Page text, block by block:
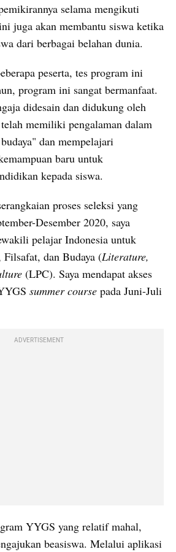
selama mengikuti
juga akan membantu siswa ketika
dari berbagai belahan dunia.
peserta, tes program ini
program ini sangat bermanfaat.
didesain dan didukung oleh
memiliki pengalaman dalam
dan mempelajari
baru untuk
kepada siswa.
proses seleksi yang
Desember 2020, saya
pelajar Indonesia untuk
Filsafat, dan Budaya (Literature,
(LPC). Saya mendapat akses
summer course pada Juni-Juli
ADVERTISEMENT
YYGS yang relatif mahal,